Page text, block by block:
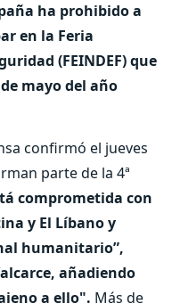
ha prohibido a
en la Feria
(FEINDEF) que
mayo del año
confirmó el jueves
parte de la 4ª
comprometida con
y El Líbano y
humanitario”,
añadiendo
a ello". Más de